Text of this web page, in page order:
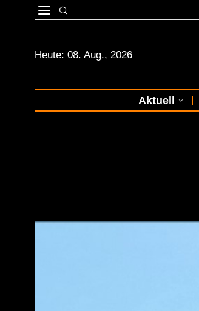
Heute: 08. Aug., 2026
Aktuell